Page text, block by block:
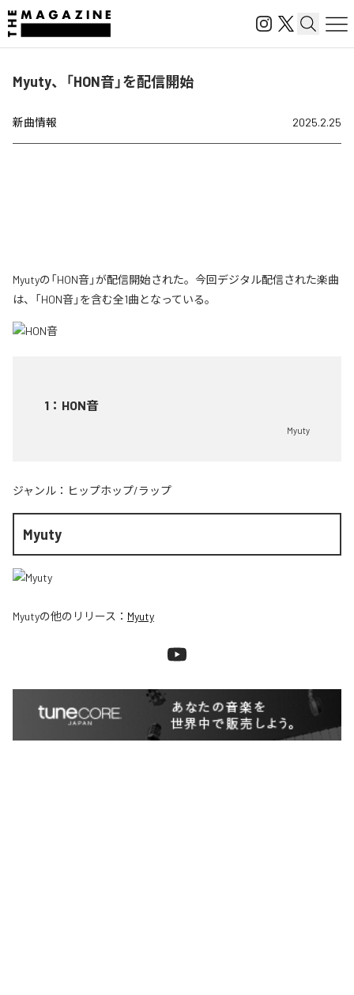
Myuty、「HON音」を配信開始
新曲情報 2025.2.25
Myutyの「HON音」が配信開始された。今回デジタル配信された楽曲
は、「HON音」を含む全1曲となっている。
1 ： HON音
Myuty
ジャンル： ヒップホップ/ラップ
Myuty
Myutyの他のリリース： Myuty